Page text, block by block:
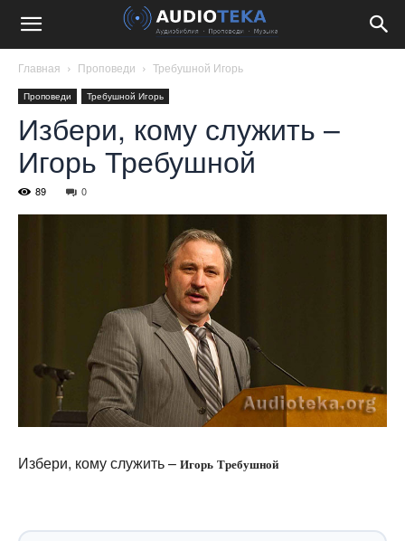
Главная Проповеди Требушной Игорь
Проповеди Требушной Игорь
Избери, кому служить –
Игорь Требушной
89 0
Избери, кому служить – Игорь Требушной